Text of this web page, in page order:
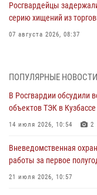
Росгвардейцы
серию хищений из
07 августа 2026, 08:37
Росгвардейцы
Кузбассе
Генерал-полковник Олег
организационно-
ПОПУЛЯРНЫЕ НОВОСТИ
В Росгвардии обсудили
объектов ТЭК в Кузбассе
14 июля 2026, 10:54 2
Вневедомственная
работы за первое
21 июля 2026, 10:57